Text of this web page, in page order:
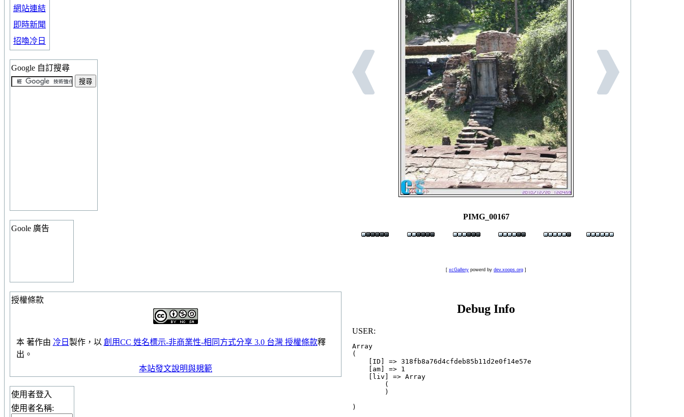
網站連結
即時新聞
招喚冷日
Google 自訂搜尋
Goole 廣告
授權條款
本 著作由 冷日 製作，以 創用CC 姓名標示-非商業性-相同方式分享 3.0 台灣 授權條款釋
出。
本站發文說明與規範
使用者登入
使用者名稱:
PIMG_00167
[ xcGallery powerd by dev.xoops.org ]
Debug Info
USER:
Array
(
    [ID] => 318fb8a76d4cfdeb85b11d2e0f14e57e
    [am] => 1
    [liv] => Array
        (
        )